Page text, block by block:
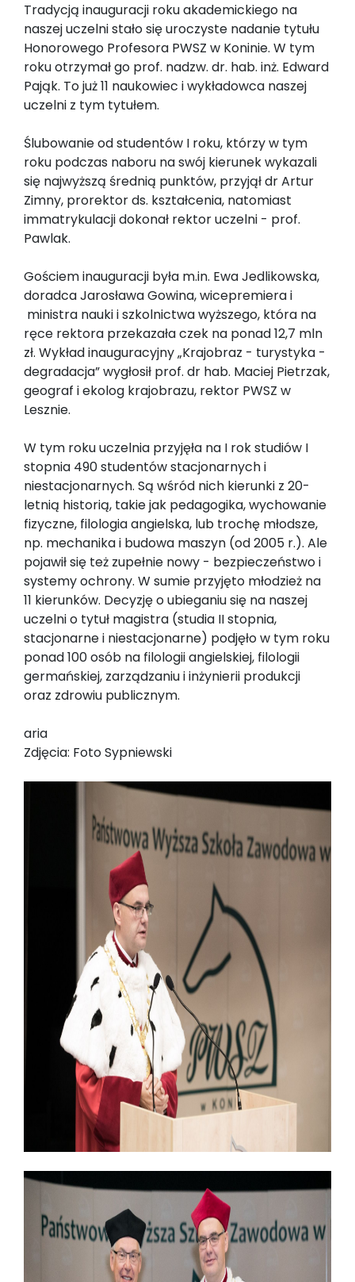
Tradycją inauguracji roku akademickiego na
naszej uczelni stało się uroczyste nadanie tytułu
Honorowego Profesora PWSZ w Koninie. W tym
roku otrzymał go prof. nadzw. dr. hab. inż. Edward
Pająk. To już 11 naukowiec i wykładowca naszej
uczelni z tym tytułem.
Ślubowanie od studentów I roku, którzy w tym
roku podczas naboru na swój kierunek wykazali
się najwyższą średnią punktów, przyjął dr Artur
Zimny, prorektor ds. kształcenia, natomiast
immatrykulacji dokonał rektor uczelni - prof.
Pawlak.
Gościem inauguracji była m.in. Ewa Jedlikowska,
doradca Jarosława Gowina, wicepremiera i
ministra nauki i szkolnictwa wyższego, która na
ręce rektora przekazała czek na ponad 12,7 mln
zł. Wykład inauguracyjny „Krajobraz - turystyka -
degradacja” wygłosił prof. dr hab. Maciej Pietrzak,
geograf i ekolog krajobrazu, rektor PWSZ w
Lesznie.
W tym roku uczelnia przyjęła na I rok studiów I
stopnia 490 studentów stacjonarnych i
niestacjonarnych. Są wśród nich kierunki z 20-
letnią historią, takie jak pedagogika, wychowanie
fizyczne, filologia angielska, lub trochę młodsze,
np. mechanika i budowa maszyn (od 2005 r.). Ale
pojawił się też zupełnie nowy - bezpieczeństwo i
systemy ochrony. W sumie przyjęto młodzież na
11 kierunków. Decyzję o ubieganiu się na naszej
uczelni o tytuł magistra (studia II stopnia,
stacjonarne i niestacjonarne) podjęło w tym roku
ponad 100 osób na filologii angielskiej, filologii
germańskiej, zarządzaniu i inżynierii produkcji
oraz zdrowiu publicznym.
aria
Zdjęcia: Foto Sypniewski